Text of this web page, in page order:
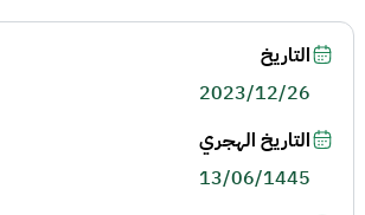
التاريخ
2023/12/26
التاريخ الهجري
13/06/1445